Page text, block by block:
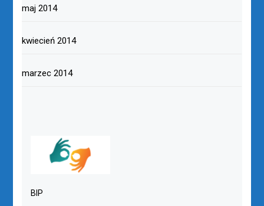
maj 2014
kwiecień 2014
marzec 2014
BIP